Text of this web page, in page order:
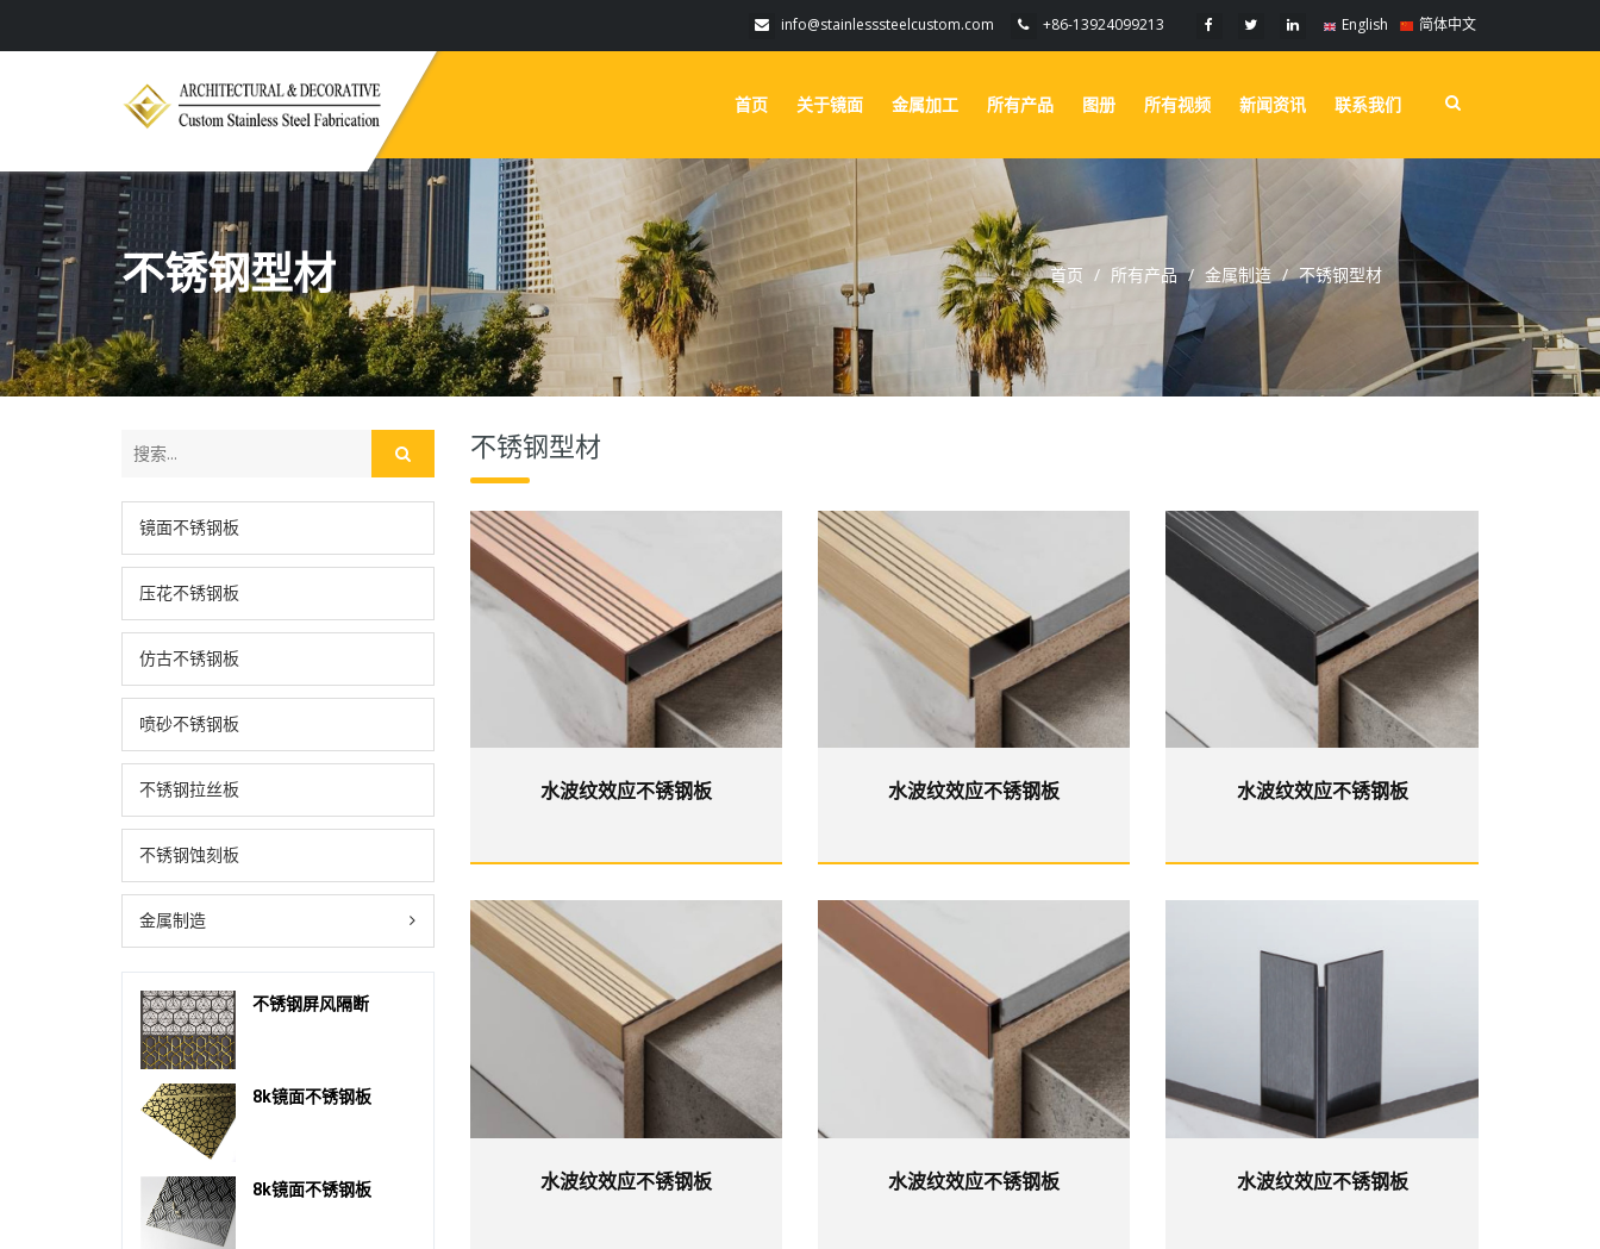
English 简体中文
info@stainlesssteelcustom.com +86-13924099213
首页 关于镜面 金属加工 所有产品 图册 所有视频 新闻资讯 联系我们
不锈钢型材 首页 所有产品 金属制造 不锈钢型材
不锈钢型材
水波纹效应不锈钢板 水波纹效应不锈钢板 水波纹效应不锈钢板
水波纹效应不锈钢板 水波纹效应不锈钢板 水波纹效应不锈钢板
镜面不锈钢板
压花不锈钢板
仿古不锈钢板
喷砂不锈钢板
不锈钢拉丝板
不锈钢蚀刻板
金属制造
不锈钢屏风隔断
8k镜面不锈钢板
8k镜面不锈钢板